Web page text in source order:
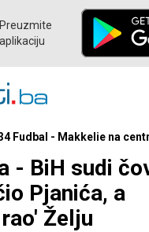
Preuzmite
aplikaciju
Fudbal - Makkelie na
- BiH sudi
Pjanića, a
Želju